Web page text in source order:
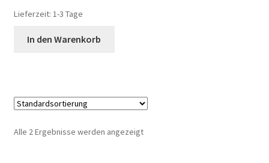
Lieferzeit: 1-3 Tage
In den Warenkorb
Alle 2 Ergebnisse werden angezeigt